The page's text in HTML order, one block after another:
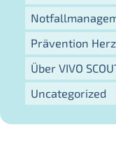
Prävention
Über VIVO
Uncategorized